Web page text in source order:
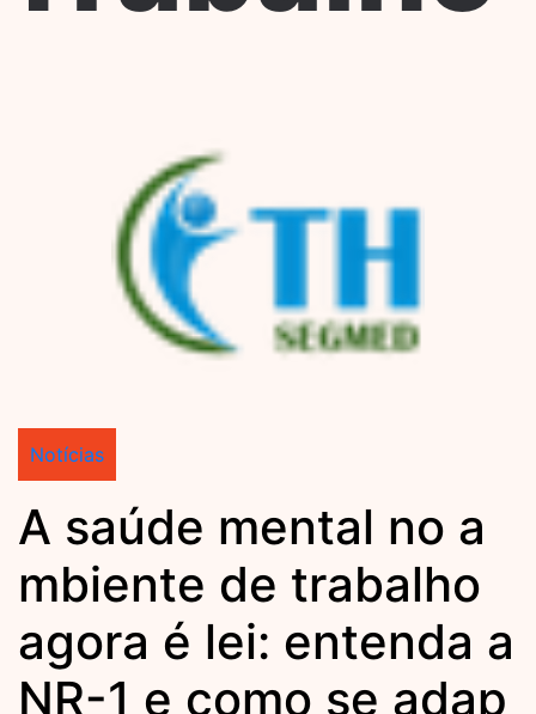
Notícias
A saúde mental no a
mbiente de trabalho
agora é lei: entenda a
NR-1 e como se adap